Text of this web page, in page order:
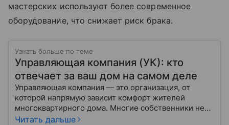
мастерских используют более современное
оборудование, что снижает риск брака.
Узнать больше по теме
Управляющая компания (УК): кто
отвечает за ваш дом на самом деле
Управляющая компания — это организация, от
которой напрямую зависит комфорт жителей
многоквартирного дома. Многие собственники не
до конца понимают, какие именно услуги УК
Читать дальше